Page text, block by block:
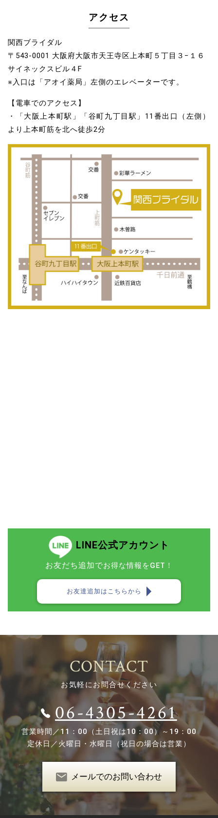
アクセス
関西ブライダル
〒543-0001 大阪府大阪市天王寺区上本町５丁目３−１６
サイネックスビル４F
※入口は「アオイ薬局」左側のエレベーターです。
【電車でのアクセス】
・「大阪上本町駅」「谷町九丁目駅」11番出口（左側）
より上本町筋を北へ徒歩2分
LINE公式アカウント
お友だち追加でお得な情報をGET！
お友達追加はこちらから
CONTACT
お気軽にお問合せください
06-4305-4261
営業時間／ 11：00（土日祝は10：00）～19：00
定休日／火曜日・水曜日（祝日の場合は営業）
メールでのお問い合わせ